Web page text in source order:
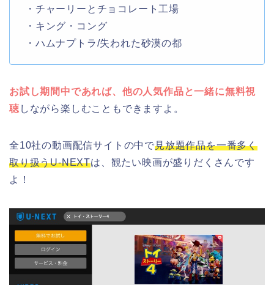
・チャーリーとチョコレート工場
・キング・コング
・ハムナプトラ/失われた砂漠の都
お試し期間中であれば、他の人気作品と一緒に無料視
聴 しながら楽しむこともできますよ。
全10社の動画配信サイトの中で見放題作品を一番多く
取り扱うU-NEXTは、観たい映画が盛りだくさんです
よ！